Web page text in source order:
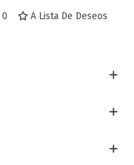
0 A Lista De Deseos